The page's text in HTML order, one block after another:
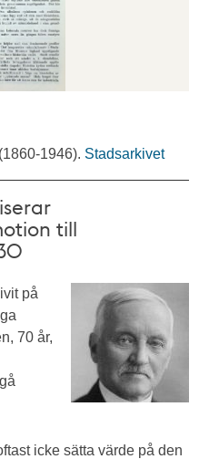
1946). Stadsarkivet
till
på
70 år,
icke sätta värde på den